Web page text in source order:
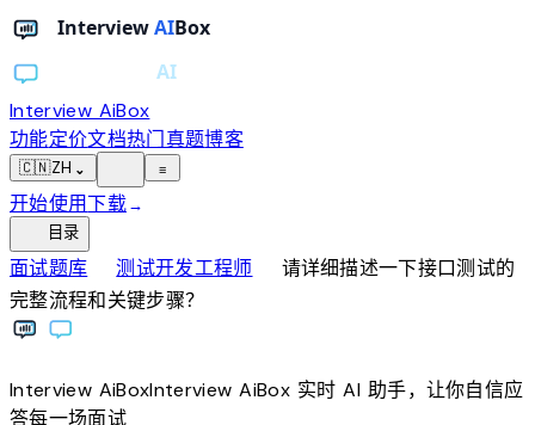
Interview AiBox
功能定价文档热门真题博客
🇨🇳ZH ⌄ ≡
开始使用下载→
目录
面试题库chevron_right测试开发工程师chevron_right
请详细描述一下接口测试的
完整流程和关键步骤？
Interview AiBoxInterviewAiBox实时 AI 助手，让你自信应
答每一场面试